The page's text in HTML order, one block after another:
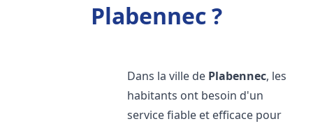
Plabennec ?
Dans la ville de Plabennec, les
habitants ont besoin d'un
service fiable et efficace pour